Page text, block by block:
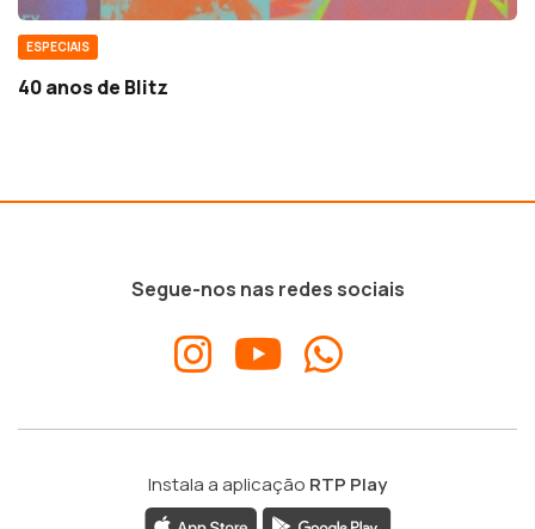
ESPECIAIS
40 anos de Blitz
Segue-nos nas redes sociais
Instala a aplicação RTP Play